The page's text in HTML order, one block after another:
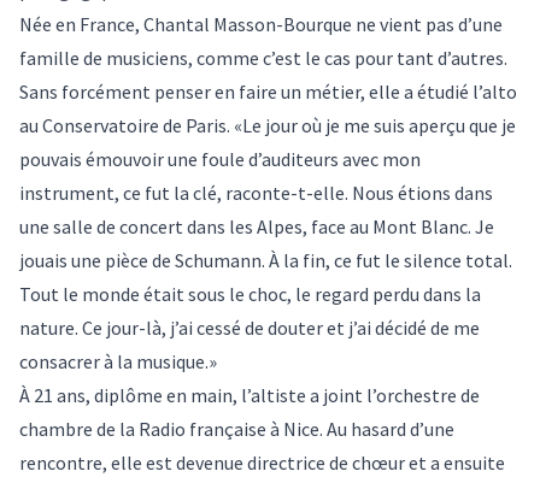
Née en France, Chantal Masson-Bourque ne vient pas d’une
famille de musiciens, comme c’est le cas pour tant d’autres.
Sans forcément penser en faire un métier, elle a étudié l’alto
au Conservatoire de Paris. «Le jour où je me suis aperçu que je
pouvais émouvoir une foule d’auditeurs avec mon
instrument, ce fut la clé, raconte-t-elle. Nous étions dans
une salle de concert dans les Alpes, face au Mont Blanc. Je
jouais une pièce de Schumann. À la fin, ce fut le silence total.
Tout le monde était sous le choc, le regard perdu dans la
nature. Ce jour-là, j’ai cessé de douter et j’ai décidé de me
consacrer à la musique.»
À 21 ans, diplôme en main, l’altiste a joint l’orchestre de
chambre de la Radio française à Nice. Au hasard d’une
rencontre, elle est devenue directrice de chœur et a ensuite